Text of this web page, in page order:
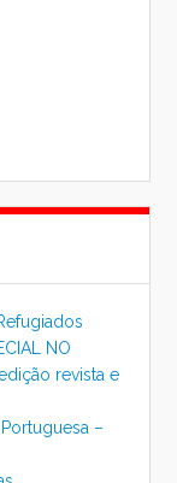
NO
revista e
–